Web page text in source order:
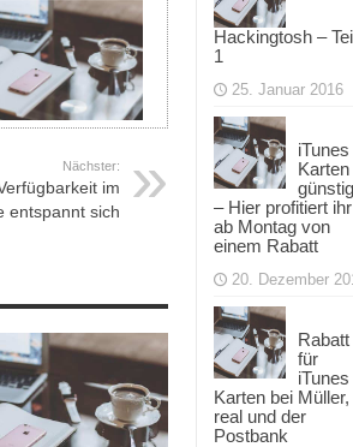
Nächster:
im
entspannt sich
Hackingtosh –
1
25. Januar 2016
iTunes
Karten
– Hier profitiert ihr
ab Montag von
einem Rabatt
20. Dezember
Rabatt
für
iTunes
Karten bei Müller,
real und der
Postbank